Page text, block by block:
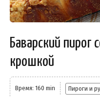
Баварский пирог
крошкой
Время: 160 min Пироги и